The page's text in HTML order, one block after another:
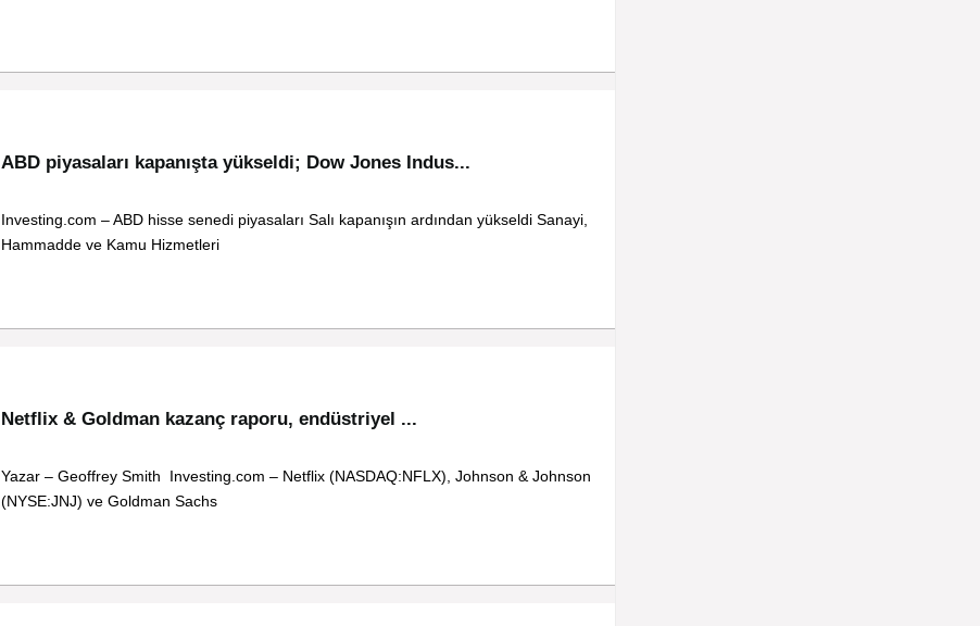
ABD piyasaları kapanışta yükseldi; Dow Jones Indus...
Investing.com – ABD hisse senedi piyasaları Salı kapanışın ardından yükseldi Sanayi,
Hammadde ve Kamu Hizmetleri
Netflix & Goldman kazanç raporu, endüstriyel ...
Yazar – Geoffrey Smith Investing.com – Netflix (NASDAQ:NFLX), Johnson & Johnson
(NYSE:JNJ) ve Goldman Sachs